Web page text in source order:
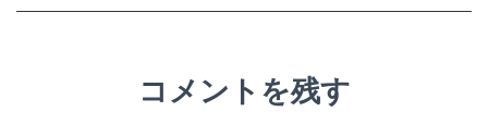
コメントを残す